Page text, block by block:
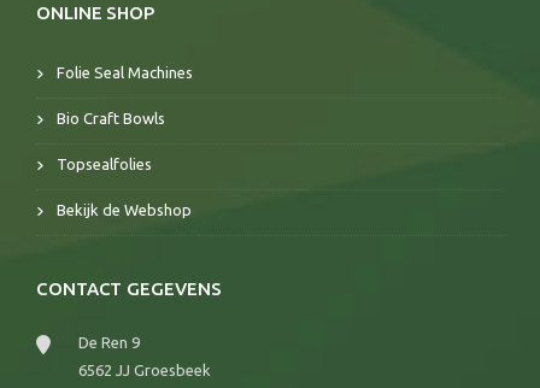
ONLINE SHOP
Folie Seal Machines
Bio Craft Bowls
Topsealfolies
Bekijk de Webshop
CONTACT GEGEVENS
De Ren 9
6562 JJ Groesbeek